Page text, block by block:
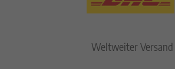
Weltweiter Versand